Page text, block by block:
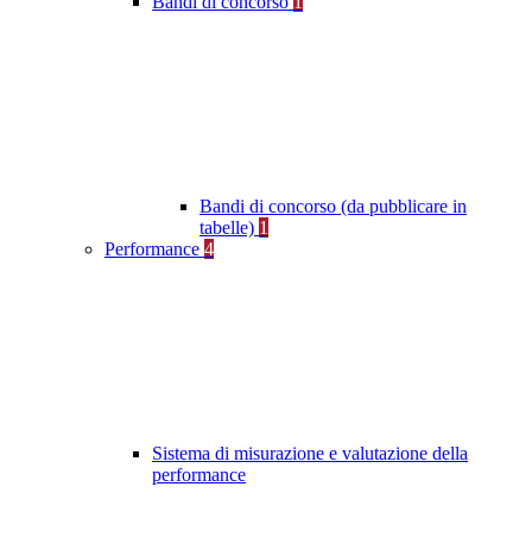
Bandi di concorso (da pubblicare in
tabelle) 1
Performance 4
Sistema di misurazione e valutazione della
performance